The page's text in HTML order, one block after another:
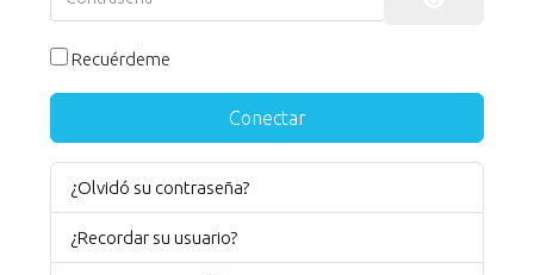
Recuérdeme
Conectar
¿Olvidó su contraseña?
¿Recordar su usuario?